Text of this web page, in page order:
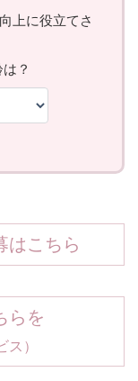
はこちら
らを
）